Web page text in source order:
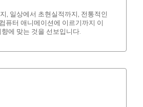
, 일상에서 초현실적까지, 전통적인
퓨터 애니메이션에 이르기까지 이
에 맞는 것을 선보입니다.